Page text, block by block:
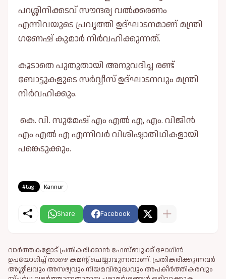
പറശ്ശിനിക്കടവ് സൗന്ദര്യ വൽക്കരണം
എന്നിവയുടെ പ്രവൃത്തി ഉദ്ഘാടനമാണ് മന്ത്രി
ഗണേഷ് കുമാർ നിർവഹിക്കുന്നത്.
കൂടാതെ പുതുതായി അനുവദിച്ച രണ്ട്
ബോട്ടുകളുടെ സർവ്വീസ് ഉദ്ഘാടനവും മന്ത്രി
നിർവഹിക്കും.
കെ. വി. സുമേഷ് എം എൽ എ, എം. വിജിൻ
എം എൽ എ എന്നിവർ വിശിഷ്ടാതിഥികളായി
പങ്കെടുക്കും.
#tag: Kannur
Share Facebook
വാർത്തകളോട് പ്രതികരിക്കാൻ ഫേസ്ബുക്ക് ലോഗിൻ
ഉപയോഗിച്ച് താഴെ കമന്റ് ചെയ്യാവുന്നതാണ്. പ്രതികരിക്കുന്നവര്‍
അശ്ലീലവും അസഭ്യവും നിയമവിരുദ്ധവും അപകീര്‍ത്തികരവും